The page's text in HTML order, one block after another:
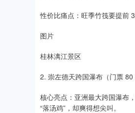
性价比痛点：旺季竹筏要提前
图片
桂林漓江景区
2. 崇左德天跨国瀑布（门票 80
核心亮点：亚洲最大跨国瀑布
“落汤鸡”，却爽得想尖叫。​